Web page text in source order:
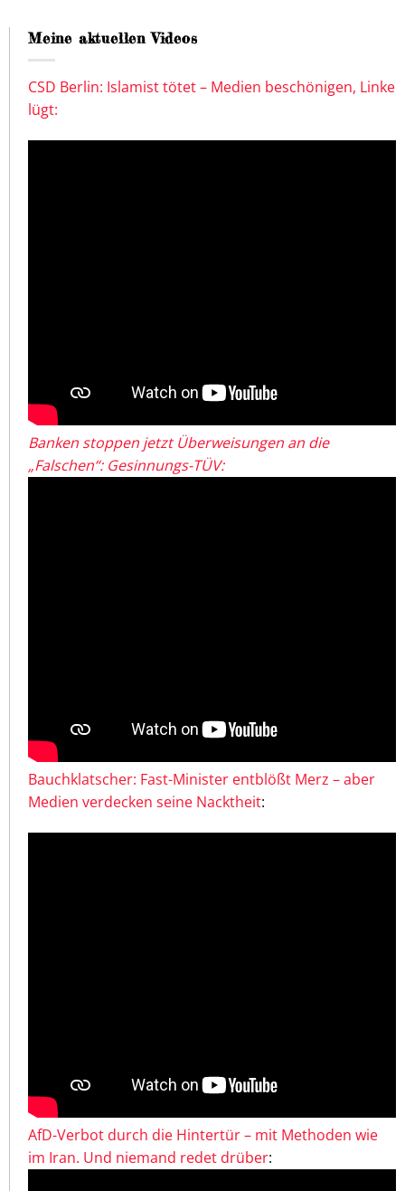
Meine aktuellen Videos
CSD Berlin: Islamist tötet – Medien beschönigen, Linke
lügt:
Banken stoppen jetzt Überweisungen an die
„Falschen“: Gesinnungs-TÜV:
Bauchklatscher: Fast-Minister entblößt Merz – aber
Medien verdecken seine Nacktheit:
AfD-Verbot durch die Hintertür – mit Methoden wie
im Iran. Und niemand redet drüber: